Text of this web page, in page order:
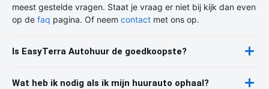
meest gestelde vragen. Staat je vraag er niet bij kijk dan even
op de faq pagina. Of neem contact met ons op.
Is EasyTerra Autohuur de goedkoopste?
Wat heb ik nodig als ik mijn huurauto ophaal?